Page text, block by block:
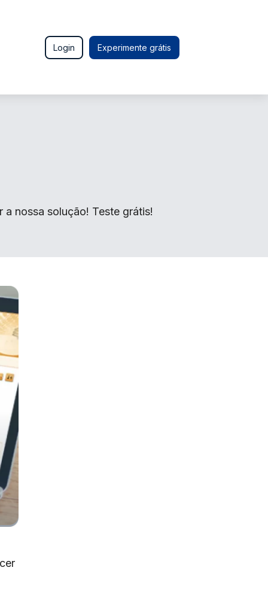
Login Experimente grátis
nossa solução! Teste grátis!